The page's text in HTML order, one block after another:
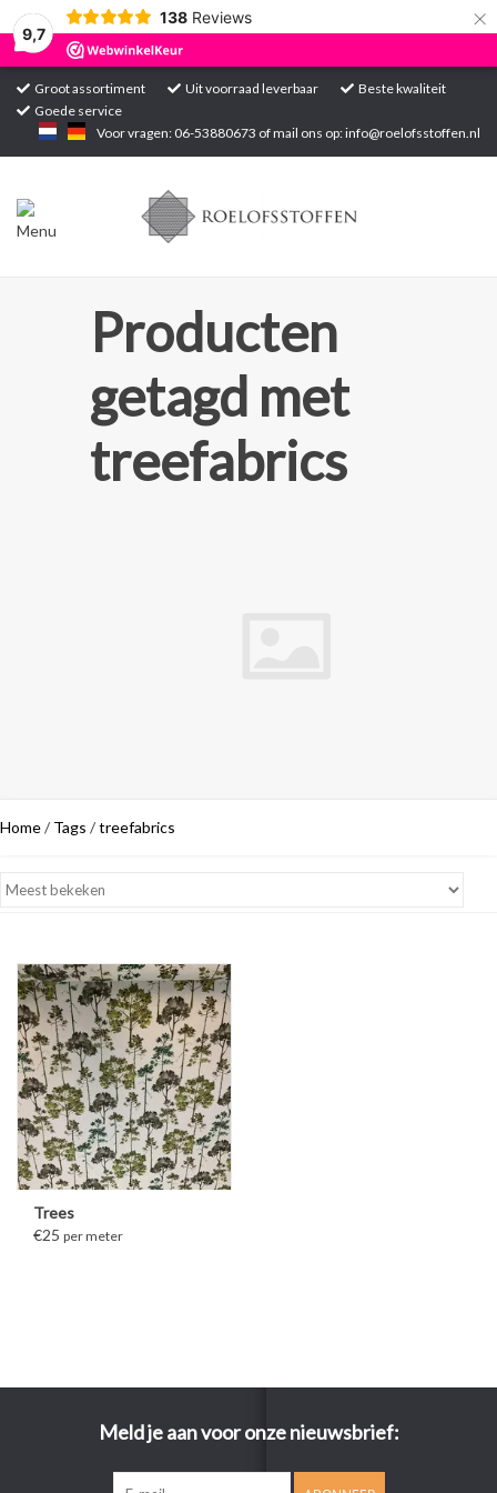
9,7
138 Reviews ×
Groot assortiment Uit voorraad leverbaar
Beste kwaliteit
Goede service
Voor vragen: 06-53880673 of mail ons op:info@roelofsstoffen.nl
Home
Producten
getagd met
treefabrics
Home/ Tags /treefabrics
Trees
€25 per meter
Meld je aan voor onze nieuwsbrief: